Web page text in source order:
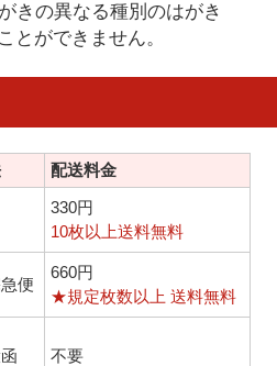
きの異なる種別のはがき
とができません。
配送料金
330円
10枚以上送料無料
便
660円
★規定枚数以上 送料無料
不要